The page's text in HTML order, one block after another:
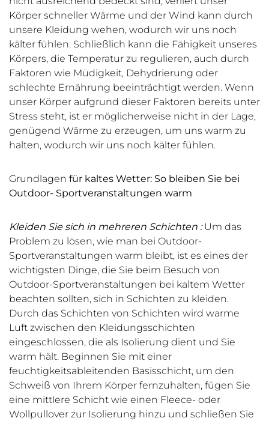
Körper schneller Wärme und der Wind kann durch
unsere Kleidung wehen, wodurch wir uns noch
kälter fühlen. Schließlich kann die Fähigkeit unseres
Körpers, die Temperatur zu regulieren, auch durch
Faktoren wie Müdigkeit, Dehydrierung oder
schlechte Ernährung beeinträchtigt werden. Wenn
unser Körper aufgrund dieser Faktoren bereits unter
Stress steht, ist er möglicherweise nicht in der Lage,
genügend Wärme zu erzeugen, um uns warm zu
halten, wodurch wir uns noch kälter fühlen.
Grundlagen für kaltes Wetter: So bleiben Sie bei
Outdoor- Sportveranstaltungen warm
Kleiden Sie sich in mehreren Schichten :Um das
Problem zu lösen, wie man bei Outdoor-
Sportveranstaltungen warm bleibt, ist es eines der
wichtigsten Dinge, die Sie beim Besuch von
Outdoor-Sportveranstaltungen bei kaltem Wetter
beachten sollten, sich in Schichten zu kleiden.
Durch das Schichten von Schichten wird warme
Luft zwischen den Kleidungsschichten
eingeschlossen, die als Isolierung dient und Sie
warm hält. Beginnen Sie mit einer
feuchtigkeitsableitenden Basisschicht, um den
Schweiß von Ihrem Körper fernzuhalten, fügen Sie
eine mittlere Schicht wie einen Fleece- oder
Wollpullover zur Isolierung hinzu und schließen Sie